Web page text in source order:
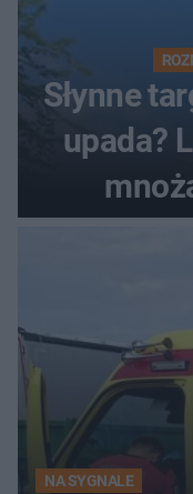
Słynne
upada?
NA SYGNALE